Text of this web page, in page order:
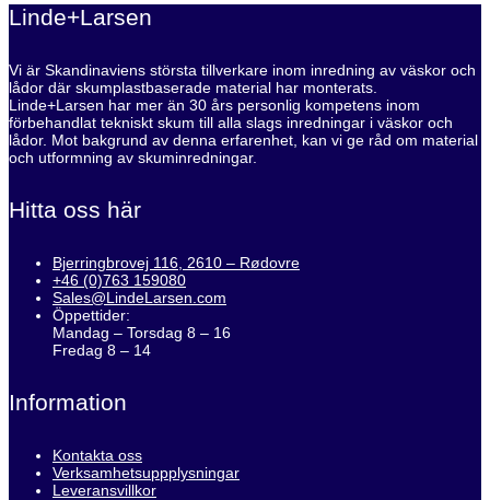
Linde+Larsen
Vi är Skandinaviens största tillverkare inom inredning av väskor och
lådor där skumplastbaserade material har monterats.
Linde+Larsen har mer än 30 års personlig kompetens inom
förbehandlat tekniskt skum till alla slags inredningar i väskor och
lådor. Mot bakgrund av denna erfarenhet, kan vi ge råd om material
och utformning av skuminredningar.
Hitta oss här
Bjerringbrovej 116, 2610 – Rødovre
+46 (0)763 159080
Sales@LindeLarsen.com
Öppettider:
Mandag – Torsdag 8 – 16
Fredag 8 – 14
Information
Kontakta oss
Verksamhetsuppplysningar
Leveransvillkor